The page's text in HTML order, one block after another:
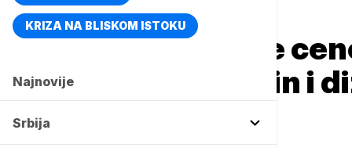
KRIZA NA BLISKOM ISTOKU
Najnovije
Srbija
Naslovna Biznis
Objavljene nove
će koštati benzin i
dana